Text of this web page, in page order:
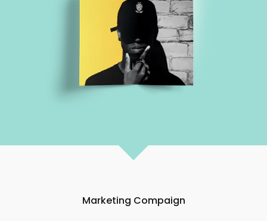
Marketing Compaign